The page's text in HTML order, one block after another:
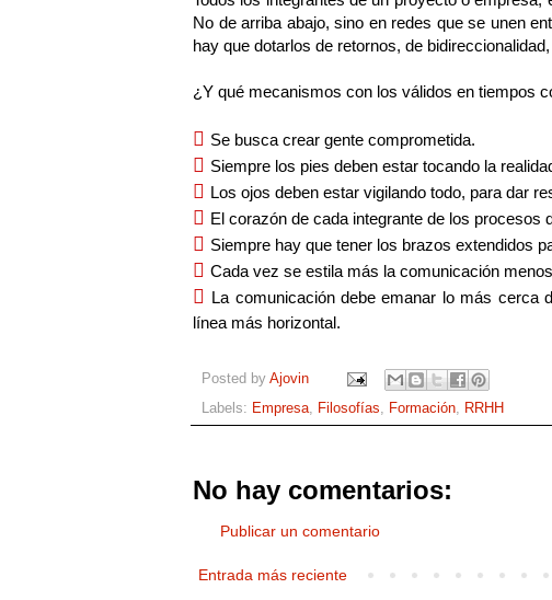
No de arriba abajo, sino en redes que se unen
hay que dotarlos de retornos, de
¿Y qué mecanismos con los válidos en tiempos
 Se busca crear gente comprometida.
 Siempre los pies deben estar tocando la
 Los ojos deben estar vigilando todo, para dar
 El corazón de cada integrante de los
 Siempre hay que tener los brazos extendidos
 Cada vez se estila más la comunicación

La comunicación debe emanar lo más cerca
línea más horizontal.
Posted by Ajovin
Labels: Empresa Filosofías Formación RRHH
No hay comentarios:
Publicar un comentario
Entrada más reciente